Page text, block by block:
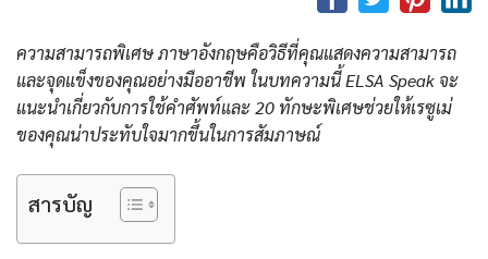
ความสามารถพิเศษ ภาษาอังกฤษคือวิธีที่คุณแสดงความสามารถ
และจุดแข็งของคุณอย่างมืออาชีพ ในบทความนี้ ELSA Speak จะ
แนะนำเกี่ยวกับการใช้คำศัพท์และ 20 ทักษะพิเศษช่วยให้เรซูเม่
ของคุณน่าประทับใจมากขึ้นในการสัมภาษณ์
สารบัญ